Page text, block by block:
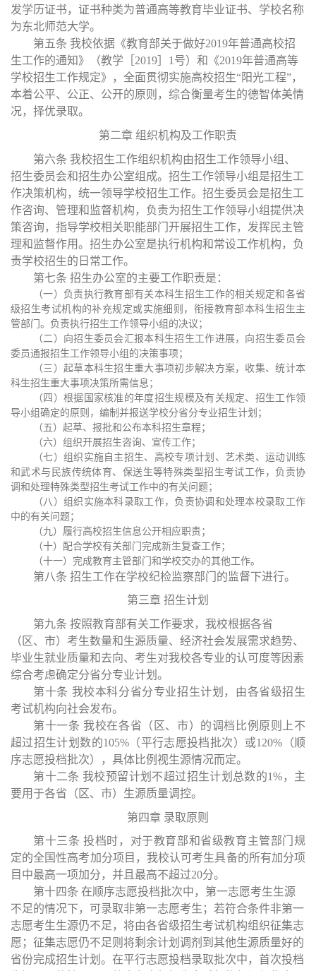
发学历证书，证书种类为普通高等教育毕业证书、学校名称
为东北师范大学。
第五条 我校依据《教育部关于做好2019年普通高校招
生工作的通知》（教学［2019］1号）和《2019年普通高等
学校招生工作规定》，全面贯彻实施高校招生“阳光工程”，
本着公平、公正、公开的原则，综合衡量考生的德智体美情
况，择优录取。
第二章 组织机构及工作职责
第六条 我校招生工作组织机构由招生工作领导小组、
招生委员会和招生办公室组成。招生工作领导小组是招生工
作决策机构，统一领导学校招生工作。招生委员会是招生工
作咨询、管理和监督机构，负责为招生工作领导小组提供决
策咨询，指导学校相关职能部门开展招生工作，发挥民主管
理和监督作用。招生办公室是执行机构和常设工作机构，负
责学校招生的日常工作。
第七条 招生办公室的主要工作职责是：
（一）负责执行教育部有关本科生招生工作的相关规定和各省
级招生考试机构的补充规定或实施细则，衔接教育部本科生招生主
管部门。负责执行招生工作领导小组的决议；
（二）向招生委员会汇报本科生招生工作进展，向招生委员会
委员通报招生工作领导小组的决策事项；
（三）起草本科生招生重大事项初步解决方案，收集、统计本
科生招生重大事项决策所需信息；
（四）根据国家核准的年度招生规模及有关规定、招生工作领
导小组确定的原则，编制并报送学校分省分专业招生计划；
（五）起草、报批和公布本科招生章程；
（六）组织开展招生咨询、宣传工作；
（七）组织实施自主招生、高校专项计划、艺术类、运动训练
和武术与民族传统体育、保送生等特殊类型招生考试工作，负责协
调和处理特殊类型招生考试工作中的有关问题；
（八）组织实施本科录取工作，负责协调和处理本校录取工作
中的有关问题；
（九）履行高校招生信息公开相应职责；
（十）配合学校有关部门完成新生复查工作；
（十一）完成教育主管部门和学校交办的其他工作。
第八条 招生工作在学校纪检监察部门的监督下进行。
第三章 招生计划
第九条 按照教育部有关工作要求，我校根据各省
（区、市）考生数量和生源质量、经济社会发展需求趋势、
毕业生就业质量和去向、考生对我校各专业的认可度等因素
综合考虑确定分省分专业计划。
第十条 我校本科分省分专业招生计划，由各省级招生
考试机构向社会发布。
第十一条 我校在各省（区、市）的调档比例原则上不
超过招生计划数的105%（平行志愿投档批次）或120%（顺
序志愿投档批次），具体比例视生源情况而定。
第十二条 我校预留计划不超过招生计划总数的1%，主
要用于各省（区、市）生源质量调控。
第四章 录取原则
第十三条 投档时，对于教育部和省级教育主管部门规
定的全国性高考加分项目，我校认可考生具备的所有加分项
目中最高一项加分，并且最高不超过20分。
第十四条 在顺序志愿投档批次中，第一志愿考生生源
不足的情况下，可录取非第一志愿考生；若符合条件非第一
志愿考生生源仍不足，将由各省级招生考试机构组织征集志
愿；征集志愿仍不足则将剩余计划调剂到其他生源质量好的
省份完成招生计划。在平行志愿投档录取批次中，首次投档